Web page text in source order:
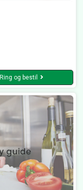
Ring og bestil